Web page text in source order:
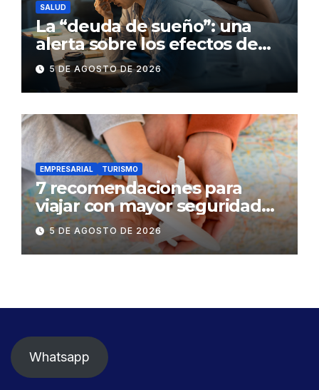
SALUD
La “deuda de sueño”: una
alerta sobre los efectos de
dormir mal en la salud física y
mental
5 DE AGOSTO DE 2026
EMPRESARIAL TURISMO
7 recomendaciones para
viajar con mayor seguridad
dentro y fuera del Ecuador
5 DE AGOSTO DE 2026
Whatsapp